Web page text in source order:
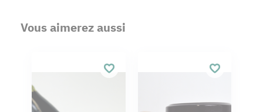
Vous aimerez aussi